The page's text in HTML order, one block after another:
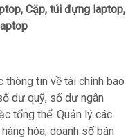
Cặp, túi đựng laptop,
thông tin về tài chính bao
dư quỹ, số dư ngân
tổng thể. Quản lý các
hóa, doanh số bán